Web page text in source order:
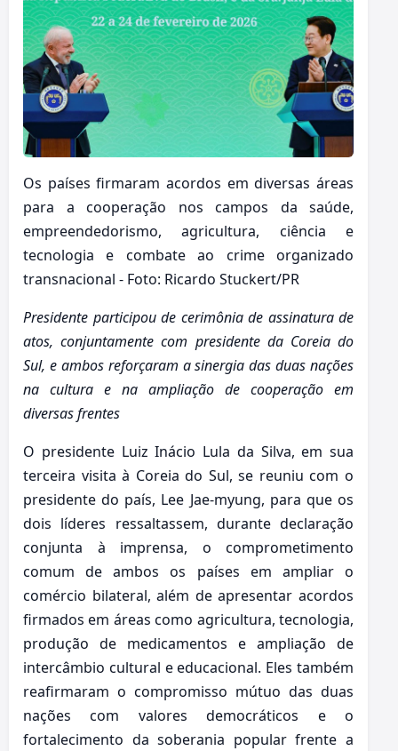
Os países firmaram acordos em diversas áreas
para a cooperação nos campos da saúde,
empreendedorismo, agricultura, ciência e
tecnologia e combate ao crime organizado
transnacional - Foto: Ricardo Stuckert/PR
Presidente participou de cerimônia de assinatura de
atos, conjuntamente com presidente da Coreia do
Sul, e ambos reforçaram a sinergia das duas nações
na cultura e na ampliação de cooperação em
diversas frentes
O presidente Luiz Inácio Lula da Silva, em sua
terceira visita à Coreia do Sul, se reuniu com o
presidente do país, Lee Jae-myung, para que os
dois líderes ressaltassem, durante declaração
conjunta à imprensa, o comprometimento
comum de ambos os países em ampliar o
comércio bilateral, além de apresentar acordos
firmados em áreas como agricultura, tecnologia,
produção de medicamentos e ampliação de
intercâmbio cultural e educacional. Eles também
reafirmaram o compromisso mútuo das duas
nações com valores democráticos e o
fortalecimento da soberania popular frente a